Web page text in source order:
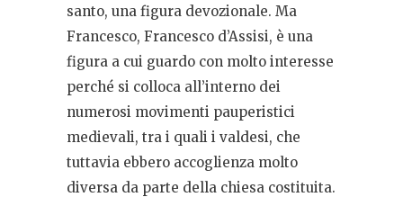
santo, una figura devozionale. Ma
Francesco, Francesco d’Assisi, è una
figura a cui guardo con molto interesse
perché si colloca all’interno dei
numerosi movimenti pauperistici
medievali, tra i quali i valdesi, che
tuttavia ebbero accoglienza molto
diversa da parte della chiesa costituita.